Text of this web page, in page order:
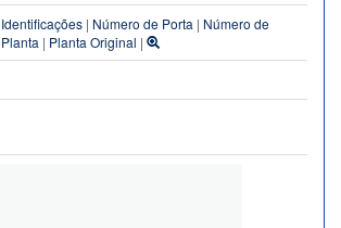
Identificações | Número de Porta | Número de
Planta | Planta Original |